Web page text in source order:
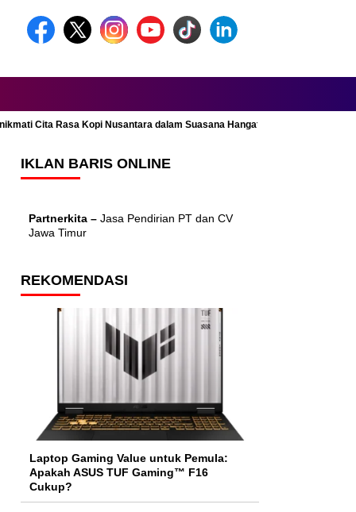
Cita Rasa Kopi Nusantara dalam Suasana Hangat dan Nyaman
IKLAN BARIS ONLINE
Partnerkita – Jasa Pendirian PT dan CV
Jawa Timur
REKOMENDASI
Laptop Gaming Value untuk Pemula:
Apakah ASUS TUF Gaming™ F16
Cukup?